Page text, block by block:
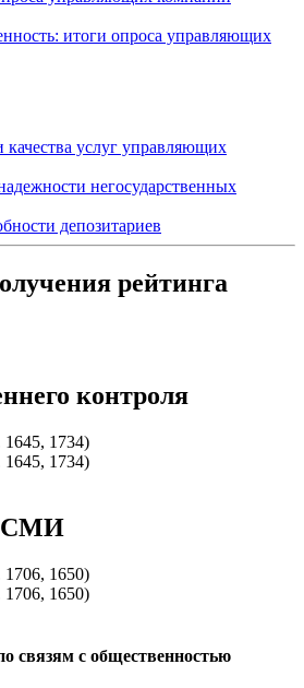
итоги опроса управляющих
услуг управляющих
негосударственных
депозитариев
рейтинга
контроля
1645, 1734)
1645, 1734)
СМИ
1706, 1650)
1706, 1650)
связям с общественностью